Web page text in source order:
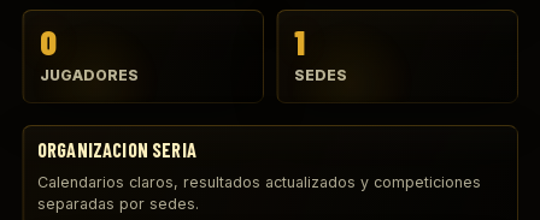
0
JUGADORES
1
SEDES
ORGANIZACION SERIA
Calendarios claros, resultados actualizados y competiciones
separadas por sedes.